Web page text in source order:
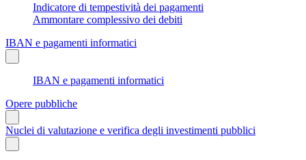
Indicatore di tempestività dei pagamenti
Ammontare complessivo dei debiti
IBAN e pagamenti informatici
IBAN e pagamenti informatici
Opere pubbliche
Nuclei di valutazione e verifica degli investimenti pubblici